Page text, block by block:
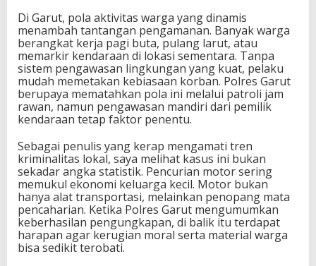
Di Garut, pola aktivitas warga yang dinamis
menambah tantangan pengamanan. Banyak warga
berangkat kerja pagi buta, pulang larut, atau
memarkir kendaraan di lokasi sementara. Tanpa
sistem pengawasan lingkungan yang kuat, pelaku
mudah memetakan kebiasaan korban. Polres Garut
berupaya mematahkan pola ini melalui patroli jam
rawan, namun pengawasan mandiri dari pemilik
kendaraan tetap faktor penentu.
Sebagai penulis yang kerap mengamati tren
kriminalitas lokal, saya melihat kasus ini bukan
sekadar angka statistik. Pencurian motor sering
memukul ekonomi keluarga kecil. Motor bukan
hanya alat transportasi, melainkan penopang mata
pencaharian. Ketika Polres Garut mengumumkan
keberhasilan pengungkapan, di balik itu terdapat
harapan agar kerugian moral serta material warga
bisa sedikit terobati.